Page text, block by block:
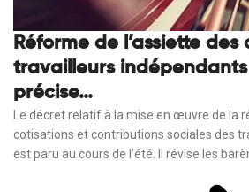
Réforme de l’assiette
travailleurs
précise…
Le décret relatif à la mise en œuvre de la
cotisations et contributions sociales des
est paru au cours de l’été. Il révise les